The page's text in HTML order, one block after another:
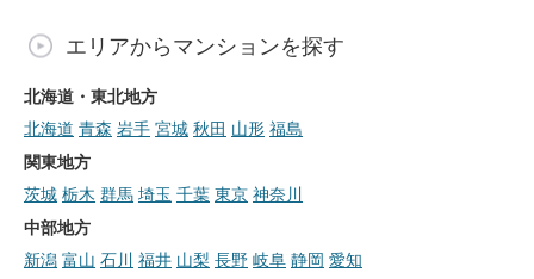
エリアからマンションを探す
北海道・東北地方
北海道 青森 岩手 宮城 秋田 山形 福島
関東地方
茨城 栃木 群馬 埼玉 千葉 東京 神奈川
中部地方
新潟 富山 石川 福井 山梨 長野 岐阜 静岡 愛知